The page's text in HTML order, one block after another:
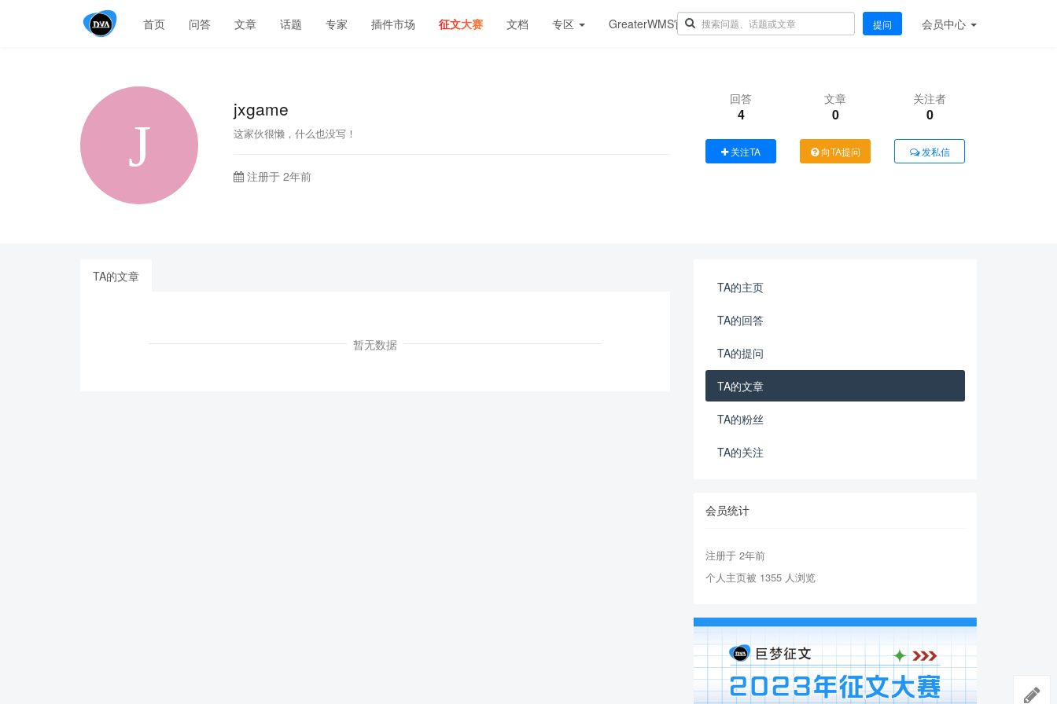
首页 问答 文章 话题 专家 插件市场 征文大赛 文档 专区 GreaterWMS官网 提问 会员中心
jxgame
这家伙很懒，什么也没写！
注册于 2年前
回答
4
文章
0
关注者
0
关注TA 向TA提问 发私信
TA的文章
暂无数据
TA的主页
TA的回答
TA的提问
TA的文章
TA的粉丝
TA的关注
会员统计
注册于 2年前
个人主页被 1355 人浏览